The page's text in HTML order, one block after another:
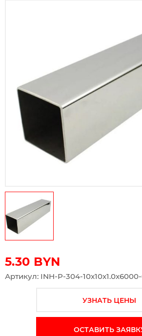
5.30 BYN
Артикул: INH-P-304-
УЗНАТЬ ЦЕНЫ
ОСТАВИТЬ